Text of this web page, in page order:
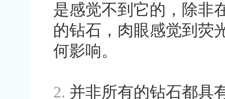
是感觉不到它的，除非
的钻石，肉眼感觉到荧
何影响。
2. 并非所有的钻石都具